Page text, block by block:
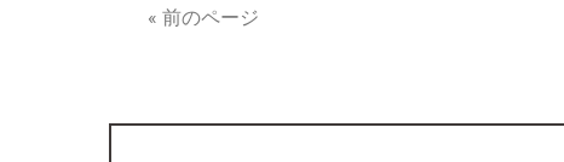
« 前のページ